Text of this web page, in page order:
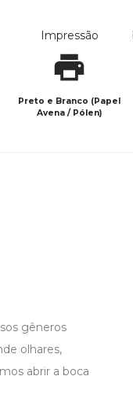
Impressão
Preto e Branco (Papel
Avena / Pólen)
gêneros
olhares,
abrir a boca